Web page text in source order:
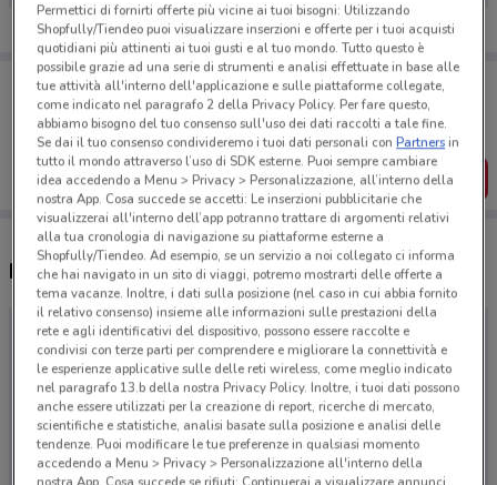
Porta DoveConviene sempre con te!
Puoi trovare le migliori offerte dei negozi vicino a te,
salvarle e creare la tua lista del risparmio, comodamente
dal tuo cellulare.
SCARICA L’APP
Negozi Aldi nelle vicinanze
Permettici di fornirti offerte più vicine ai tuoi bisogni: Utilizzando
Shopfully/Tiendeo puoi visualizzare inserzioni e offerte per i tuoi acquisti
quotidiani più attinenti ai tuoi gusti e al tuo mondo. Tutto questo è
possibile grazie ad una serie di strumenti e analisi effettuate in base alle
tue attività all'interno dell'applicazione e sulle piattaforme collegate,
come indicato nel paragrafo 2 della Privacy Policy. Per fare questo,
abbiamo bisogno del tuo consenso sull'uso dei dati raccolti a tale fine.
Se dai il tuo consenso condivideremo i tuoi dati personali conPartnersin
tutto il mondo attraverso l’uso di SDK esterne. Puoi sempre cambiare
idea accedendo a Menu > Privacy > Personalizzazione, all’interno della
nostra App. Cosa succede se accetti: Le inserzioni pubblicitarie che
visualizzerai all'interno dell’app potranno trattare di argomenti relativi
alla tua cronologia di navigazione su piattaforme esterne a
Shopfully/Tiendeo. Ad esempio, se un servizio a noi collegato ci informa
che hai navigato in un sito di viaggi, potremo mostrarti delle offerte a
tema vacanze. Inoltre, i dati sulla posizione (nel caso in cui abbia fornito
il relativo consenso) insieme alle informazioni sulle prestazioni della
rete e agli identificativi del dispositivo, possono essere raccolte e
condivisi con terze parti per comprendere e migliorare la connettività e
le esperienze applicative sulle delle reti wireless, come meglio indicato
nel paragrafo 13.b della nostra Privacy Policy. Inoltre, i tuoi dati possono
anche essere utilizzati per la creazione di report, ricerche di mercato,
scientifiche e statistiche, analisi basate sulla posizione e analisi delle
tendenze. Puoi modificare le tue preferenze in qualsiasi momento
accedendo a Menu > Privacy > Personalizzazione all'interno della